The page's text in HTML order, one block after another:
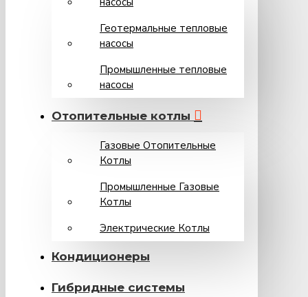
Геотермальные тепловые
насосы
Промышленные тепловые
насосы
Oтопительные котлы
Газовые Отопительные
Котлы
Промышленные Газовые
Котлы
Электрические Котлы
Кондиционеры
Гибридные системы